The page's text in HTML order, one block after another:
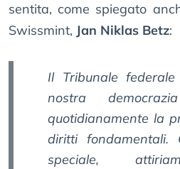
sentita, come spiegato
Swissmint, Jan Niklas Betz:
Il Tribunale
nostra
quotidianamente la
diritti fondamentali.
speciale,